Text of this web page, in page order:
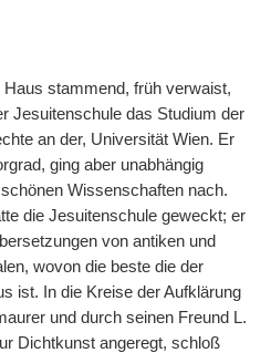
stammend, früh verwaist,
Jesuitenschule das Studium der
an der, Universität Wien. Er
ging aber unabhängig
Wissenschaften nach.
die Jesuitenschule geweckt; er
von antiken und
wovon die beste die der
ist. In die Kreise der Aufklärung
und durch seinen Freund L.
Dichtkunst angeregt, schloß